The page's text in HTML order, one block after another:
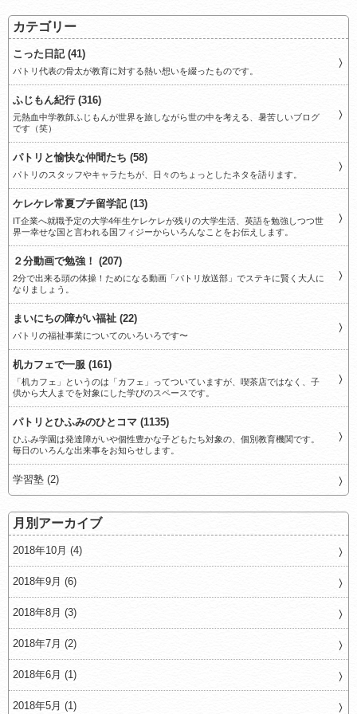
カテゴリー
こった日記 (41)
パトリ代表の骨太が教育に対する熱い想いを綴ったものです。
ふじもん紀行 (316)
元熱血中学教師ふじもんが世界を旅しながら世の中を考える、暑苦しいブログ
です（笑）
パトリと愉快な仲間たち (58)
パトリのスタッフやキャラたちが、日々のちょっとしたネタを語ります。
ケレケレ常夏プチ留学記 (13)
IT企業へ就職予定の大学4年生ケレケレが残りの大学生活、英語を勉強しつつ世
界一幸せな国と言われる国フィジーからいろんなことをお伝えします。
２分動画で勉強！ (207)
2分で出来る頭の体操！ためになる動画「パトリ放送部」でステキに賢く大人に
なりましょう。
まいにちの障がい福祉 (22)
パトリの福祉事業についてのいろいろです〜
机カフェで一服 (161)
「机カフェ」というのは「カフェ」ってついていますが、喫茶店ではなく、子
供から大人までを対象にした学びのスペースです。
パトリとひふみのひとコマ (1135)
ひふみ学園は発達障がいや個性豊かな子どもたち対象の、個別教育機関です。
毎日のいろんな出来事をお知らせします。
学習塾 (2)
月別アーカイブ
2018年10月 (4)
2018年9月 (6)
2018年8月 (3)
2018年7月 (2)
2018年6月 (1)
2018年5月 (1)